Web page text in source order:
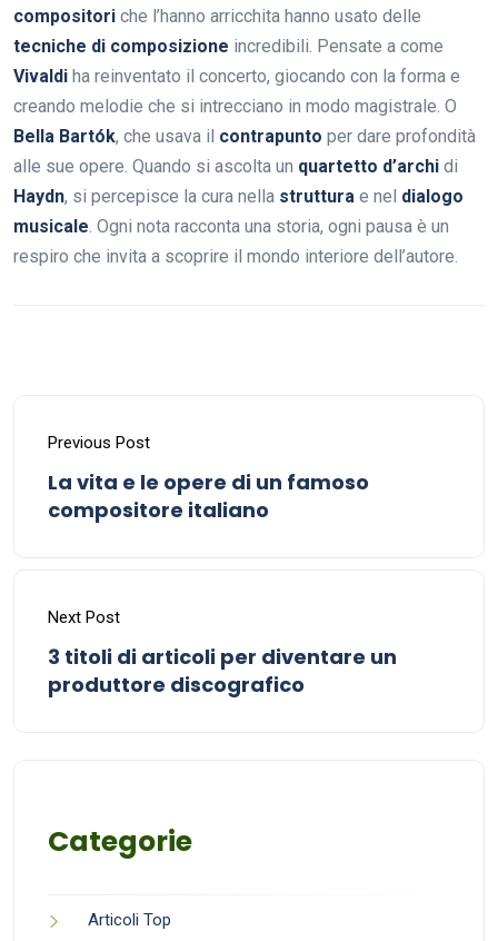
compositori che l’hanno arricchita hanno usato delle
tecniche di composizione incredibili. Pensate a come
Vivaldi ha reinventato il concerto, giocando con la forma e
creando melodie che si intrecciano in modo magistrale. O
Bella Bartók, che usava il contrapunto per dare profondità
alle sue opere. Quando si ascolta un quartetto d’archi di
Haydn, si percepisce la cura nella struttura e nel dialogo
musicale . Ogni nota racconta una storia, ogni pausa è un
respiro che invita a scoprire il mondo interiore dell’autore.
Previous Post
La vita e le opere di un famoso
compositore italiano
Next Post
3 titoli di articoli per diventare un
produttore discografico
Categorie
Articoli Top